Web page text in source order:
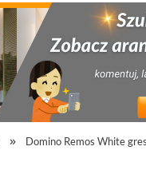
Domino Remos White